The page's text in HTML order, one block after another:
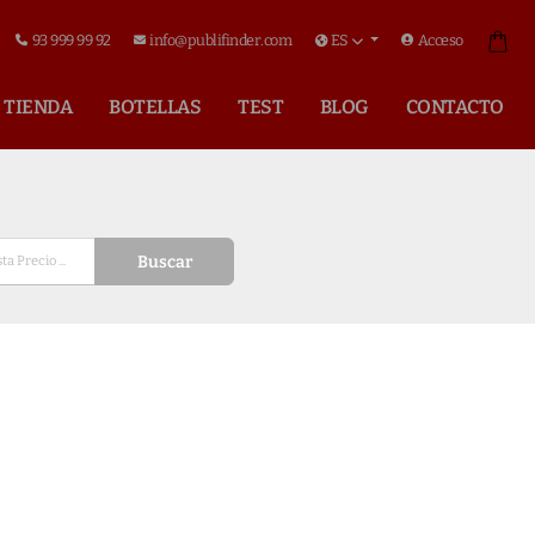
93 999 99 92 info@publifinder.com ES Acceso
TIENDA BOTELLAS TEST BLOG CONTACTO
Buscar